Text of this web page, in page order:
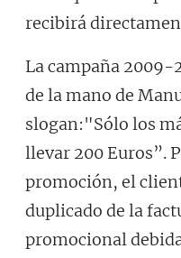
recibirá
La campaña 2009-
de la mano de
slogan:"Sólo los
llevar 200 Euros”.
promoción, el
duplicado de la
promocional